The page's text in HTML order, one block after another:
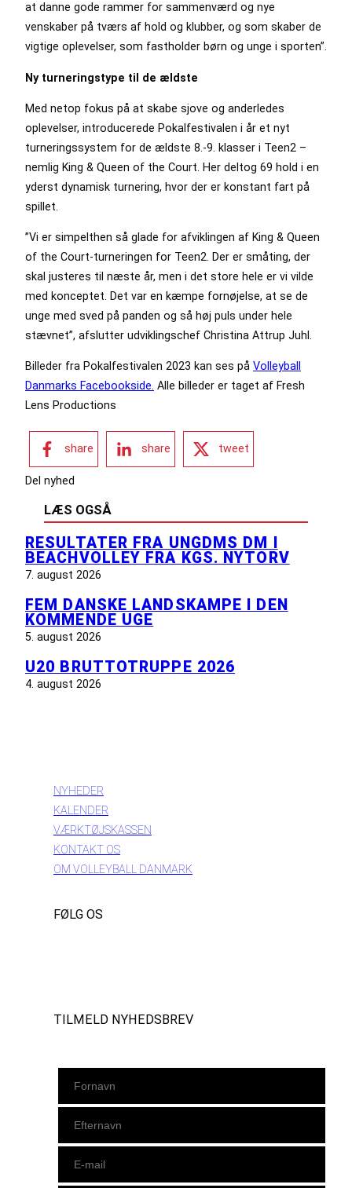
at danne gode rammer for sammenværd og nye
venskaber på tværs af hold og klubber, og som skaber de
vigtige oplevelser, som fastholder børn og unge i sporten”.
Ny turneringstype til de ældste
Med netop fokus på at skabe sjove og anderledes
oplevelser, introducerede Pokalfestivalen i år et nyt
turneringssystem for de ældste 8.-9. klasser i Teen2 –
nemlig King & Queen of the Court. Her deltog 69 hold i en
yderst dynamisk turnering, hvor der er konstant fart på
spillet.
”Vi er simpelthen så glade for afviklingen af King & Queen
of the Court-turneringen for Teen2. Der er småting, der
skal justeres til næste år, men i det store hele er vi vilde
med konceptet. Det var en kæmpe fornøjelse, at se de
unge med sved på panden og så høj puls under hele
stævnet”, afslutter udviklingschef Christina Attrup Juhl.
Billeder fra Pokalfestivalen 2023 kan ses på Volleyball
Danmarks Facebookside. Alle billeder er taget af Fresh
Lens Productions
share share tweet
Del nyhed
LÆS OGSÅ
RESULTATER FRA UNGDMS DM I
BEACHVOLLEY FRA KGS. NYTORV
7. august 2026
FEM DANSKE LANDSKAMPE I DEN
KOMMENDE UGE
5. august 2026
U20 BRUTTOTRUPPE 2026
4. august 2026
NYHEDER
KALENDER
VÆRKTØJSKASSEN
KONTAKT OS
OM VOLLEYBALL DANMARK
FØLG OS
TILMELD NYHEDSBREV